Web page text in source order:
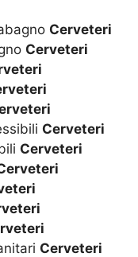
Cerveteri
Cerveteri
Cerveteri
Cerveteri
Cerveteri